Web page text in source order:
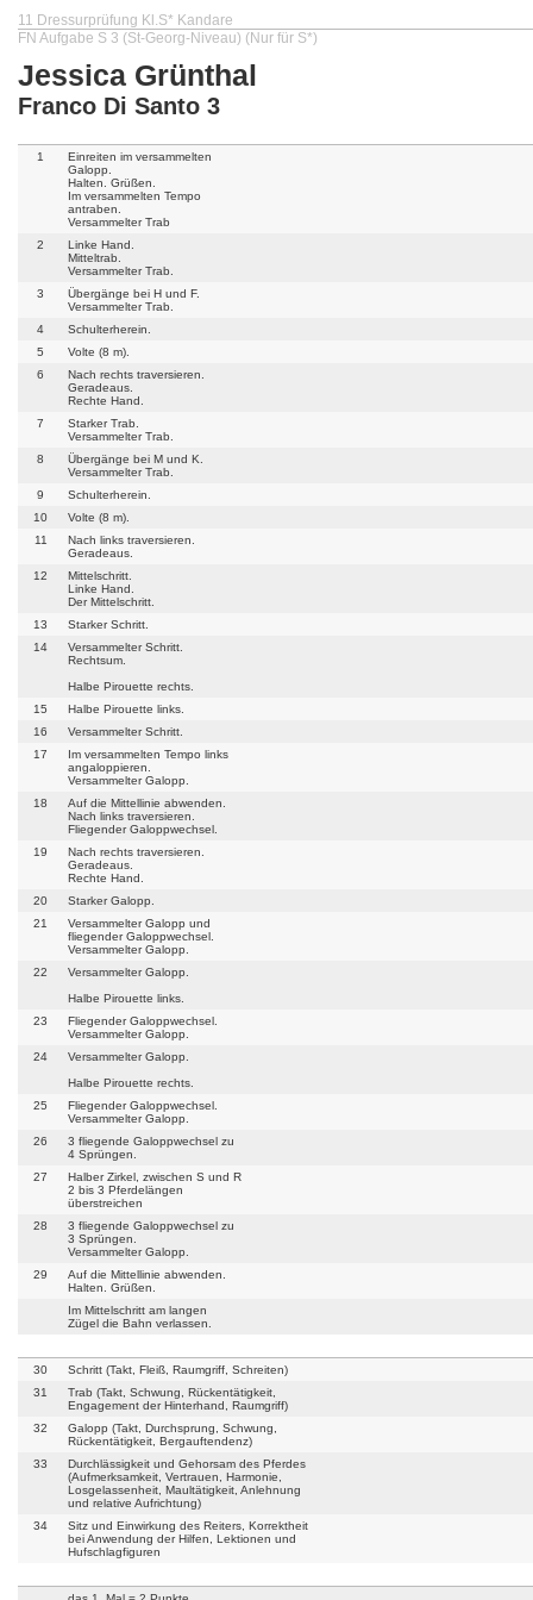
11 Dressurprüfung Kl.S* Kandare
FN Aufgabe S 3 (St-Georg-Niveau) (Nur für S*)
Jessica Grünthal
Franco Di Santo 3
1
Einreiten im versammelten
Galopp.
Halten. Grüßen.
Im versammelten Tempo
antraben.
Versammelter Trab
2
Linke Hand.
Mitteltrab.
Versammelter Trab.
3
Übergänge bei H und F.
Versammelter Trab.
4
Schulterherein.
5
Volte (8 m).
6
Nach rechts traversieren.
Geradeaus.
Rechte Hand.
7
Starker Trab.
Versammelter Trab.
8
Übergänge bei M und K.
Versammelter Trab.
9
Schulterherein.
10
Volte (8 m).
11
Nach links traversieren.
Geradeaus.
12
Mittelschritt.
Linke Hand.
Der Mittelschritt.
13
Starker Schritt.
14
Versammelter Schritt.
Rechtsum.
Halbe Pirouette rechts.
15
Halbe Pirouette links.
16
Versammelter Schritt.
17
Im versammelten Tempo links
angaloppieren.
Versammelter Galopp.
18
Auf die Mittellinie abwenden.
Nach links traversieren.
Fliegender Galoppwechsel.
19
Nach rechts traversieren.
Geradeaus.
Rechte Hand.
20
Starker Galopp.
21
Versammelter Galopp und
fliegender Galoppwechsel.
Versammelter Galopp.
22
Versammelter Galopp.
Halbe Pirouette links.
23
Fliegender Galoppwechsel.
Versammelter Galopp.
24
Versammelter Galopp.
Halbe Pirouette rechts.
25
Fliegender Galoppwechsel.
Versammelter Galopp.
26
3 fliegende Galoppwechsel zu
4 Sprüngen.
27
Halber Zirkel, zwischen S und R
2 bis 3 Pferdelängen
überstreichen
28
3 fliegende Galoppwechsel zu
3 Sprüngen.
Versammelter Galopp.
29
Auf die Mittellinie abwenden.
Halten. Grüßen.
Im Mittelschritt am langen
Zügel die Bahn verlassen.
30
Schritt (Takt, Fleiß, Raumgriff, Schreiten)
31
Trab (Takt, Schwung, Rückentätigkeit,
Engagement der Hinterhand, Raumgriff)
32
Galopp (Takt, Durchsprung, Schwung,
Rückentätigkeit, Bergauftendenz)
33
Durchlässigkeit und Gehorsam des Pferdes
(Aufmerksamkeit, Vertrauen, Harmonie,
Losgelassenheit, Maultätigkeit, Anlehnung
und relative Aufrichtung)
34
Sitz und Einwirkung des Reiters, Korrektheit
bei Anwendung der Hilfen, Lektionen und
Hufschlagfiguren